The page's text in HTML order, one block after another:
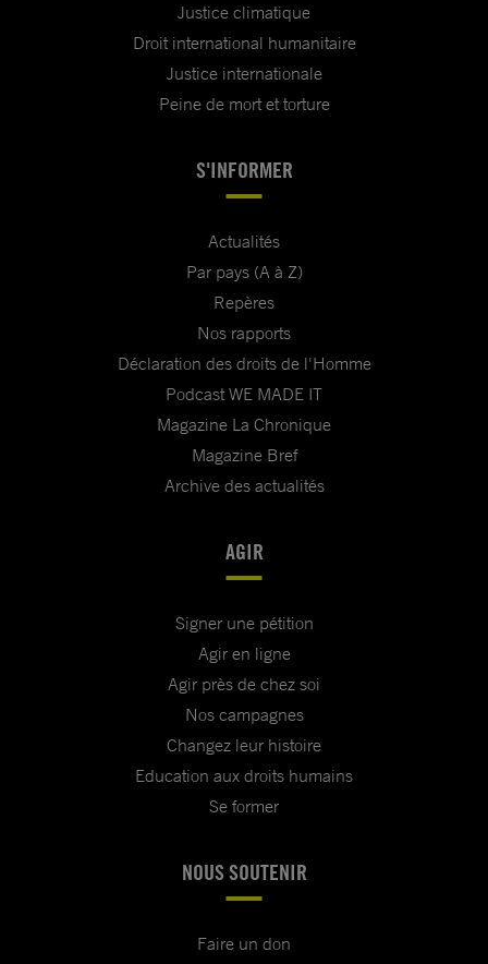
Justice climatique
Droit international humanitaire
Justice internationale
Peine de mort et torture
S'INFORMER
Actualités
Par pays (A à Z)
Repères
Nos rapports
Déclaration des droits de l'Homme
Podcast WE MADE IT
Magazine La Chronique
Magazine Bref
Archive des actualités
AGIR
Signer une pétition
Agir en ligne
Agir près de chez soi
Nos campagnes
Changez leur histoire
Education aux droits humains
Se former
NOUS SOUTENIR
Faire un don